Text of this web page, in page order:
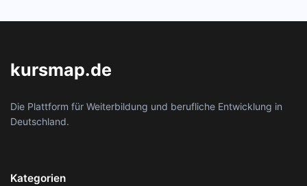
kursmap.de
Die Plattform für Weiterbildung und berufliche Entwicklung in
Deutschland.
Kategorien